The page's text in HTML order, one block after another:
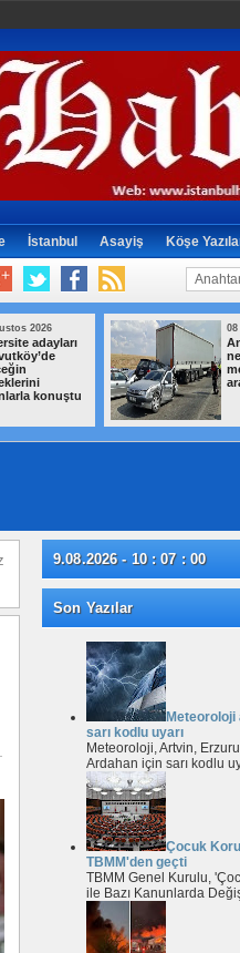
İstanbul Asayiş Köşe
2026
adayları
konuştu
9.08.2026 - 10 : 07 : 01
Son Yazılar
Meteoroloji
sarı kodlu uyarı
Meteoroloji, Artvin,
Ardahan için sarı kodlu
Çocuk
TBMM'den geçti
TBMM Genel Kurulu,
ile Bazı Kanunlarda